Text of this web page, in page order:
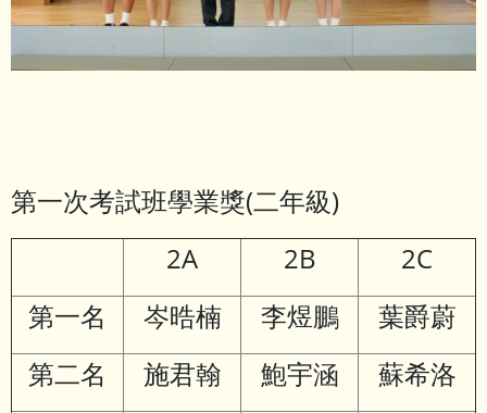
第一次考試班學業獎(二年級)
2A
2B
2C
第一名
岑晧楠 李煜鵬
葉爵蔚
第二名
施君翰 鮑宇涵
蘇希洛